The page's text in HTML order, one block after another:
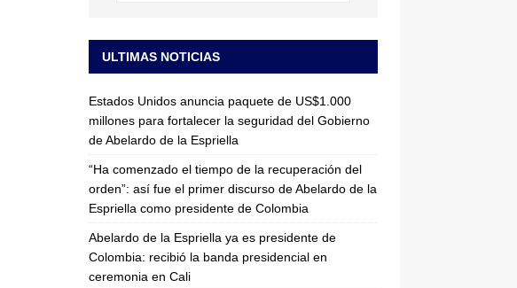
ULTIMAS NOTICIAS
Estados Unidos anuncia paquete de US$1.000
millones para fortalecer la seguridad del Gobierno
de Abelardo de la Espriella
“Ha comenzado el tiempo de la recuperación del
orden”: así fue el primer discurso de Abelardo de la
Espriella como presidente de Colombia
Abelardo de la Espriella ya es presidente de
Colombia: recibió la banda presidencial en
ceremonia en Cali